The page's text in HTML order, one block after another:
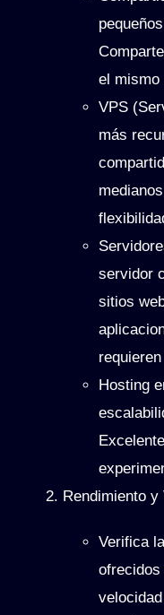
el mismo
VPS
más
servidor
sitios
Hosting
Rendimiento y
Verifica
ofrecidos